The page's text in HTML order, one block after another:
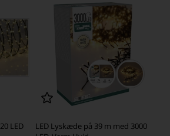
LED
LED Lyskæde på 39 m med 3000